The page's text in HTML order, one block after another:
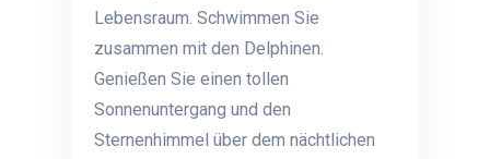
Lebensraum. Schwimmen Sie
zusammen mit den Delphinen.
Genießen Sie einen tollen
Sonnenuntergang und den
Sternenhimmel über dem nächtlichen